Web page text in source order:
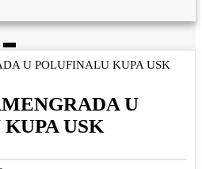
U
USK